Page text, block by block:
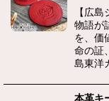
【広
物語が
を、価
命の証
島東洋
本革キ